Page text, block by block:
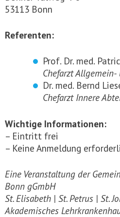
53113 Bonn
Referenten:
Prof. Dr. med.
Chefarzt
Dr. med. Bernd
Chefarzt Innere
Wichtige Informationen:
– Eintritt frei
– Keine Anmeldung
Eine Veranstaltung der
Bonn gGmbH
St. Elisabeth | St. Petrus | St.
Akademisches